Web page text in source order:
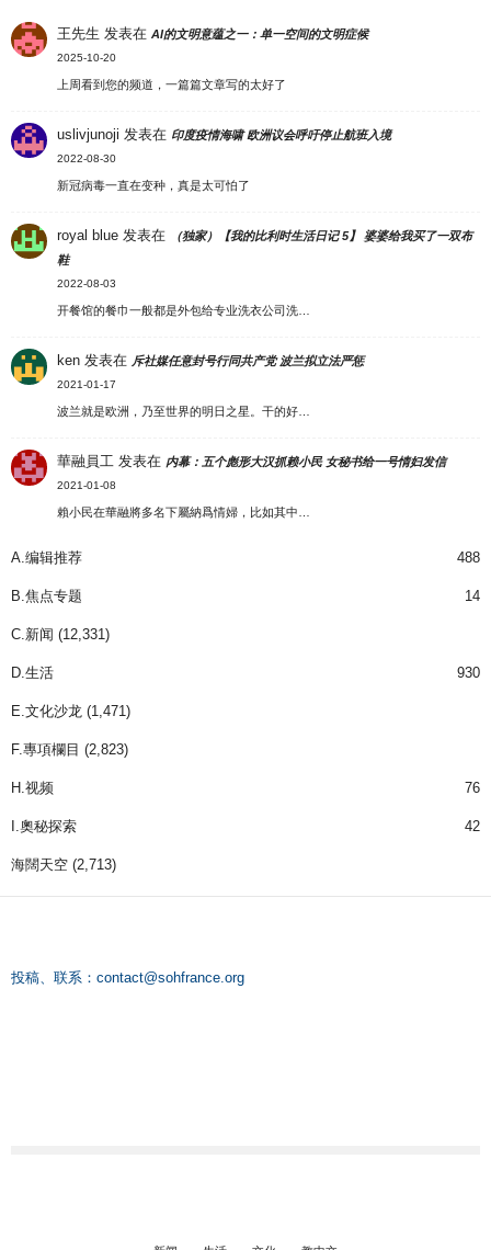
王先生 发表在AI的文明意蕴之一：单一空间的文明症候
2025-10-20
上周看到您的频道，一篇篇文章写的太好了
uslivjunoji 发表在 印度疫情海啸 欧洲议会呼吁停止航班入境
2022-08-30
新冠病毒一直在变种，真是太可怕了
royal blue 发表在
（独家）【我的比利时生活日记 5】 婆婆给我买了一双布
鞋
2022-08-03
开餐馆的餐巾一般都是外包给专业洗衣公司洗…
ken 发表在 斥社媒任意封号行同共产党 波兰拟立法严惩
2021-01-17
波兰就是欧洲，乃至世界的明日之星。干的好…
華融員工 发表在 内幕：五个彪形大汉抓赖小民 女秘书给一号情妇发信
2021-01-08
賴小民在華融將多名下屬納爲情婦，比如其中…
A.编辑推荐 488
B.焦点专题 14
C.新闻 (12,331)
D.生活 930
E.文化沙龙 (1,471)
F.專項欄目 (2,823)
H.视频 76
I.奧秘探索 42
海闊天空 (2,713)
投稿、联系： contact@sohfrance.org